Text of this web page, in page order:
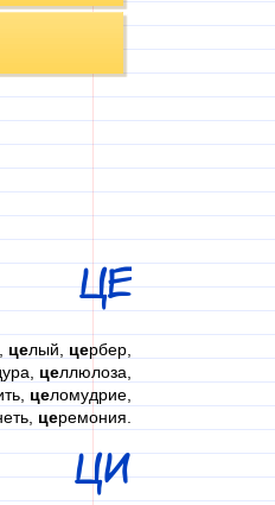
ЦЕ
целый, цербер,
целлюлоза,
целомудрие,
церемония.
ЦИ